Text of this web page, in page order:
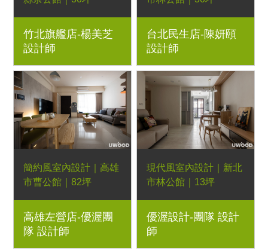
3房2廳｜優渥系統櫃、
木百葉窗、恬靜餐桌、
細扶手餐椅、歐德特羅
倚靠床架、克洛伊床墊
竹北旗艦店-楊美芝
設計師
3房2廳｜優渥系統櫃、
霧面陶板、金屬線條、
隱藏門鏡面、夏綠蒂床
台北民生店-陳妍頤
設計師
簡約風室內設計｜高雄
市曹公館｜82坪
透天厝｜波緹一字型沙
發、波緹腳踏、彩色椅
(寵物)、經典長方四抽
大茶几、暮光床頭櫃、
高雄左營店-優渥團
隊 設計師
現代風室內設計｜新北
市林公館｜13坪
2房2廳｜優渥系統櫃、
Orderfloor超耐磨木地
板、鐵件玻璃滑門、木
百葉折門
優渥設計-團隊 設計
師